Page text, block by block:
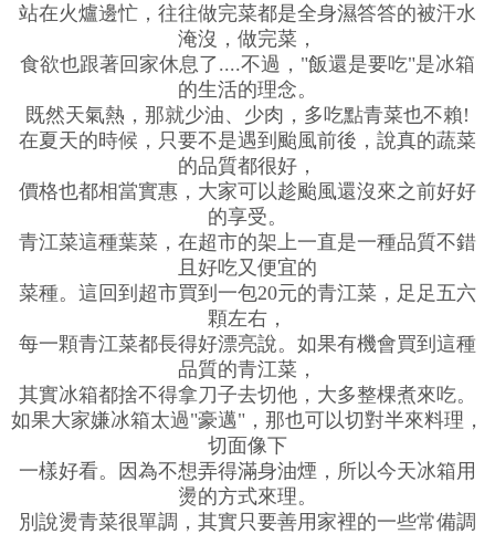
站在火爐邊忙，往往做完菜都是全身濕答答的被汗水
淹沒，做完菜，
食欲也跟著回家休息了....不過，"飯還是要吃"是冰箱
的生活的理念。
既然天氣熱，那就少油、少肉，多吃點青菜也不賴!
在夏天的時候，只要不是遇到颱風前後，說真的蔬菜
的品質都很好，
價格也都相當實惠，大家可以趁颱風還沒來之前好好
的享受。
青江菜這種葉菜，在超市的架上一直是一種品質不錯
且好吃又便宜的
菜種。這回到超市買到一包20元的青江菜，足足五六
顆左右，
每一顆青江菜都長得好漂亮說。如果有機會買到這種
品質的青江菜，
其實冰箱都捨不得拿刀子去切他，大多整棵煮來吃。
如果大家嫌冰箱太過"豪邁"，那也可以切對半來料理，
切面像下
一樣好看。因為不想弄得滿身油煙，所以今天冰箱用
燙的方式來理。
別說燙青菜很單調，其實只要善用家裡的一些常備調